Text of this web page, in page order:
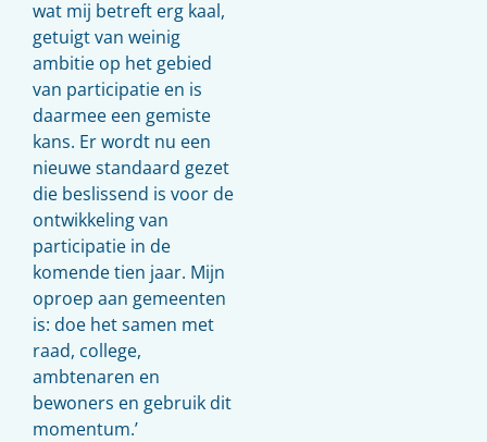
wat mij betreft erg kaal,
getuigt van weinig
ambitie op het gebied
van participatie en is
daarmee een gemiste
kans. Er wordt nu een
nieuwe standaard gezet
die beslissend is voor de
ontwikkeling van
participatie in de
komende tien jaar. Mijn
oproep aan gemeenten
is: doe het samen met
raad, college,
ambtenaren en
bewoners en gebruik dit
momentum.’